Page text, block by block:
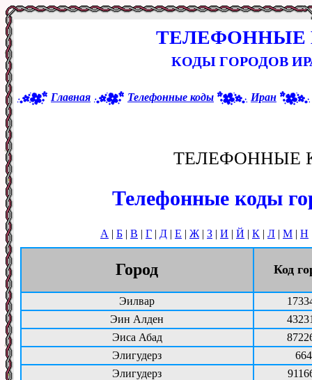
ТЕЛЕФОННЫЕ
КОДЫ ГОРОДОВ
Главная Телефонные коды Иран
ТЕЛЕФОННЫЕ
Телефонные коды
А | Б | В | Г | Д | Е | Ж | З | И | Й | К | Л | М | Н
Город Код
Эилвар
Эин Алден
Эиса Абад
Элигудерз
664
Элигудерз